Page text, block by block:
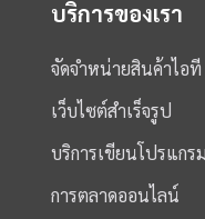
บริการของเรา
จัดจำหน่ายสินค้าไอ
เว็บไซต์สำเร็จรูป
บริการเขียนโปรแกรม
การตลาดออนไลน์